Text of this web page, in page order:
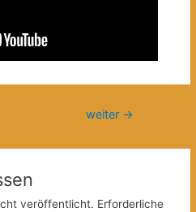
weiter →
veröffentlicht. Erforderliche